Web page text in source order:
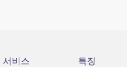
서비스 특징